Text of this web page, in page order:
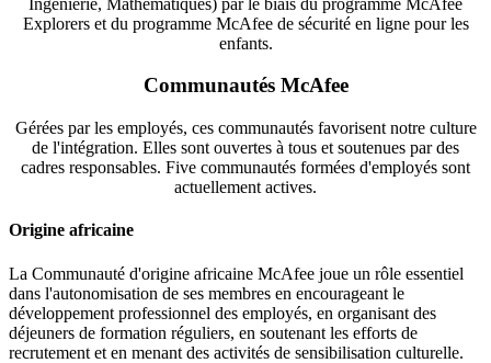
Explorers et du programme McAfee de sécurité en ligne pour les
enfants.
Communautés McAfee
Gérées par les employés, ces communautés favorisent notre culture
de l'intégration. Elles sont ouvertes à tous et soutenues par des
cadres responsables. Five communautés formées d'employés sont
actuellement actives.
Origine africaine
La Communauté d'origine africaine McAfee joue un rôle essentiel
dans l'autonomisation de ses membres en encourageant le
développement professionnel des employés, en organisant des
déjeuners de formation réguliers, en soutenant les efforts de
recrutement et en menant des activités de sensibilisation culturelle.